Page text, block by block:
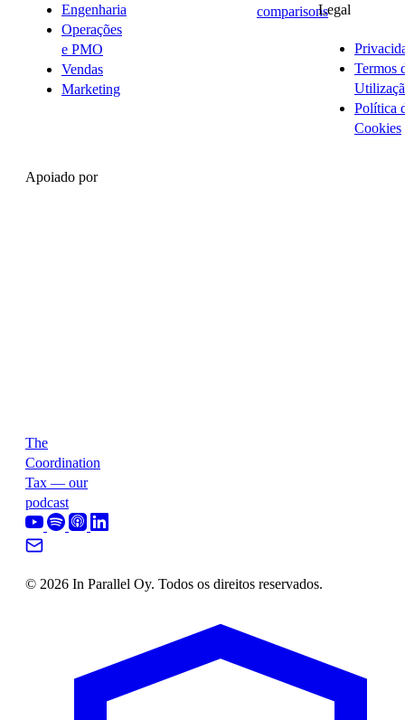
Engenharia
Operações
e PMO
Vendas
Marketing
comparisonsLegal
Termos
Política
Cookies
Apoiado por
The
Coordination
Tax — our
podcast
© 2026 In Parallel Oy. Todos os direitos reservados.